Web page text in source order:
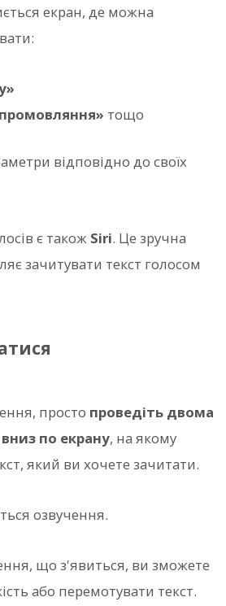
екран, де можна
тощо
відповідно до своїх
є також Siri. Це зручна
зачитувати текст голосом
просто проведіть двома
по екрану, на якому
який ви хочете зачитати.
озвучення.
що з'явиться, ви зможете
або перемотувати текст.